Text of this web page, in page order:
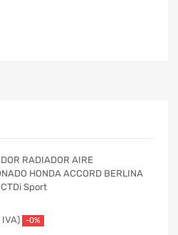
RADIADOR AIRE
HONDA ACCORD BERLINA
Sport
-0%